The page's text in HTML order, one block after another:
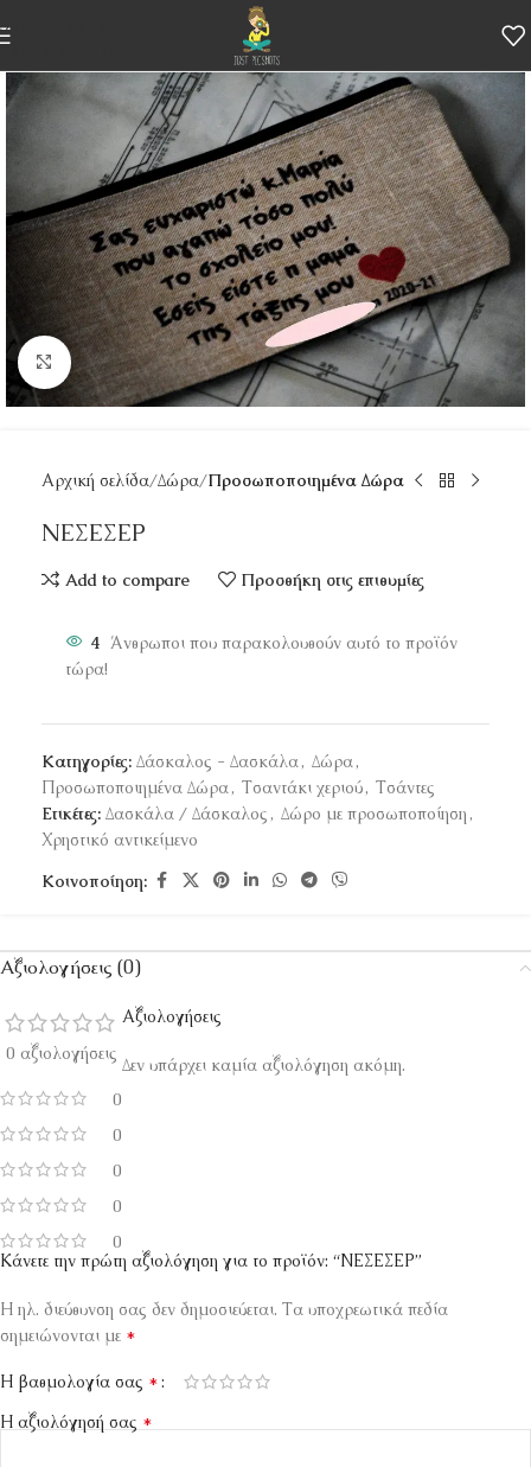
Skip to navigation
Skip to main content
Κάντε κλικ για μεγέθυνση
Αρχική σελίδα Δώρα Προσωποποιημένα Δώρα
ΝΕΣΕΣΕΡ
Add to compare Προσθήκη στις επιθυμίες
4 Άνθρωποι που παρακολουθούν αυτό το προϊόν
τώρα!
Κατηγορίες: Δάσκαλος - Δασκάλα, Δώρα,
Προσωποποιημένα Δώρα, Τσαντάκι χεριού, Τσάντες
Ετικέτες: Δασκάλα / Δάσκαλος , Δώρο με προσωποποίηση ,
Χρηστικό αντικείμενο
Κοινοποίηση:
Αξιολογήσεις (0)
0 αξιολογήσεις
0
0
0
0
0
Αξιολογήσεις
Δεν υπάρχει καμία αξιολόγηση ακόμη.
Κάνετε την πρώτη αξιολόγηση για το προϊόν: “ΝΕΣΕΣΕΡ”
Η ηλ. διεύθυνση σας δεν δημοσιεύεται. Τα υποχρεωτικά πεδία
σημειώνονται με *
Η βαθμολογία σας *
Η αξιολόγησή σας *